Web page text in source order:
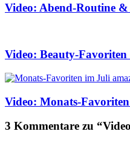
Video: Abend-Routine
Video: Beauty-Favoriten
Video: Monats-
3 Kommentare zu